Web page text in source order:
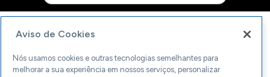
Aviso de Cookies
Nós usamos cookies e outras tecnologias semelhantes para
melhorar a sua experiência em nossos serviços, personalizar